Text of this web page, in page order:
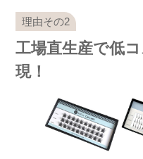
工場直生産で低
現！